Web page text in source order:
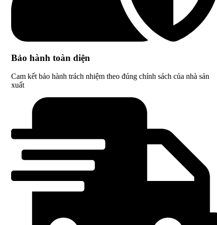
Bảo hành toàn diện
Cam kết bảo hành trách nhiệm theo đúng chính sách của nhà sản
xuất